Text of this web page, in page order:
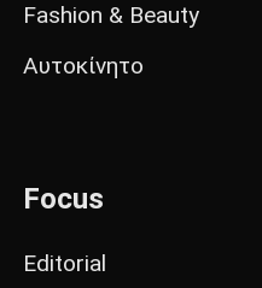
Fashion & Beauty
Αυτοκίνητο
Focus
Editorial